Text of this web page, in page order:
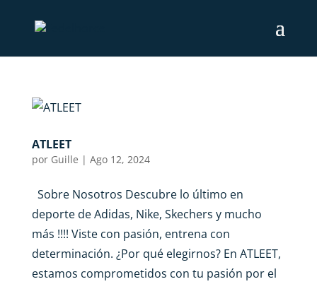
ATLEET
por Guille | Ago 12, 2024
Sobre Nosotros Descubre lo último en
deporte de Adidas, Nike, Skechers y mucho
más !!!! Viste con pasión, entrena con
determinación. ¿Por qué elegirnos? En ATLEET,
estamos comprometidos con tu pasión por el